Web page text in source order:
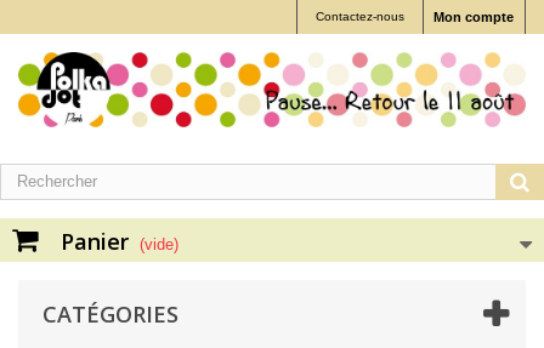
Mon compte
Contactez-nous
Panier (vide)
CATÉGORIES